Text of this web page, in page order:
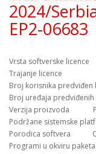
2024/
EP2-06683
Vrsta softverske
Trajanje licence
Broj korisnika
Broj uređaja
Verzija proizvoda
Podržane sistemske
Porodica softvera
Programi u okviru